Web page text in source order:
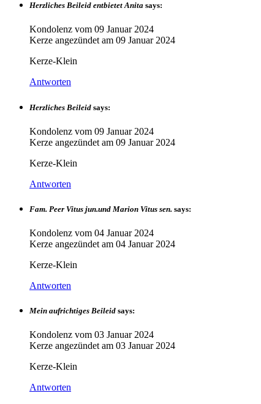
Herzliches Beileid entbietet Anita says:
Kondolenz vom 09 Januar 2024
Kerze angezündet am 09 Januar 2024
Kerze-Klein
Antworten
Herzliches Beileid says:
Kondolenz vom 09 Januar 2024
Kerze angezündet am 09 Januar 2024
Kerze-Klein
Antworten
Fam. Peer Vitus jun.und Marion Vitus sen. says:
Kondolenz vom 04 Januar 2024
Kerze angezündet am 04 Januar 2024
Kerze-Klein
Antworten
Mein aufrichtiges Beileid says:
Kondolenz vom 03 Januar 2024
Kerze angezündet am 03 Januar 2024
Kerze-Klein
Antworten